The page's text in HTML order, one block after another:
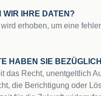
WIR IHRE DATEN?
erhoben, um eine
HABEN SIE
das Recht, unentgeltlich
die Berichtigung oder